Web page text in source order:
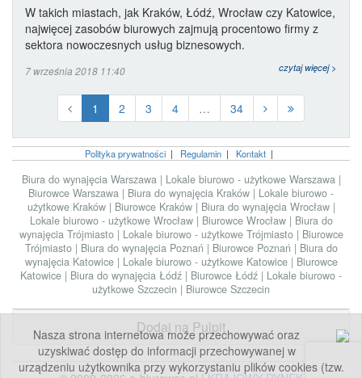
Nasza strona internetowa może przechowywać oraz
uzyskiwać dostęp do informacji przechowywanej w
urządzeniu użytkownika przy wykorzystaniu plików cookies (tzw.
W takich miastach, jak Kraków, Łódź, Wrocław czy Katowice,
najwięcej zasobów biurowych zajmują procentowo firmy z
sektora nowoczesnych usług biznesowych.
7 września 2018 11:40 czytaj więcej >
1 2 3 4 … 34
Polityka prywatności| Regulamin| Kontakt|
Biura do wynajęcia Warszawa | Lokale biurowo - użytkowe Warszawa |
Biurowce Warszawa | Biura do wynajęcia Kraków | Lokale biurowo -
użytkowe Kraków | Biurowce Kraków | Biura do wynajęcia Wrocław |
Lokale biurowo - użytkowe Wrocław | Biurowce Wrocław | Biura do
wynajęcia Trójmiasto | Lokale biurowo - użytkowe Trójmiasto | Biurowce
Trójmiasto | Biura do wynajęcia Poznań | Biurowce Poznań | Biura do
wynajęcia Katowice | Lokale biurowo - użytkowe Katowice | Biurowce
Katowice | Biura do wynajęcia Łódź | Biurowce Łódź | Lokale biurowo -
użytkowe Szczecin | Biurowce Szczecin
Dodaj na Pulpit